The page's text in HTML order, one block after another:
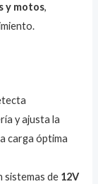
y motos,
y ajusta la
carga óptima
sistemas de 12V